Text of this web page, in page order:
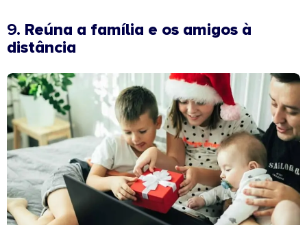
9. Reúna a família e os amigos à
distância